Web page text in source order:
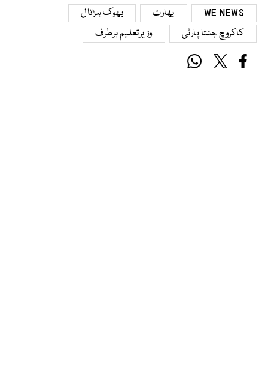
WE NEWS بھارت
بھوک ہڑتال
کاکروچ جنتا پارٹی
وزیرتعلیم برطرف